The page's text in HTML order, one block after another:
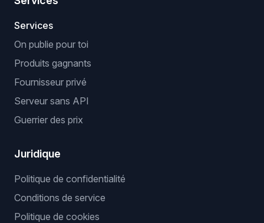
Services
On publie pour toi
Produits gagnants
Fournisseur privé
Serveur sans API
Guerrier des prix
Juridique
Politique de confidentialité
Conditions de service
Politique de cookies